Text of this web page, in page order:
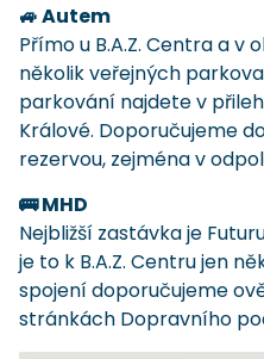
🚙 Autem
Přímo u B.A.Z. Centra a
několik veřejných
parkování najdete v
Králové. Doporučujeme
rezervou, zejména v
🚌 MHD
Nejbližší zastávka je
je to k B.A.Z. Centru jen
spojení doporučujeme
stránkách Dopravního